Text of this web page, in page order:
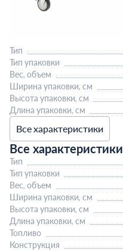
Тип
Тип упаковки
Вес, объем
Ширина упаковки, см
Высота упаковки, см
Длина упаковки, см
Все характеристики
Все характеристики
Тип
Тип упаковки
Вес, объем
Ширина упаковки, см
Высота упаковки, см
Длина упаковки, см
Топливо
Конструкция